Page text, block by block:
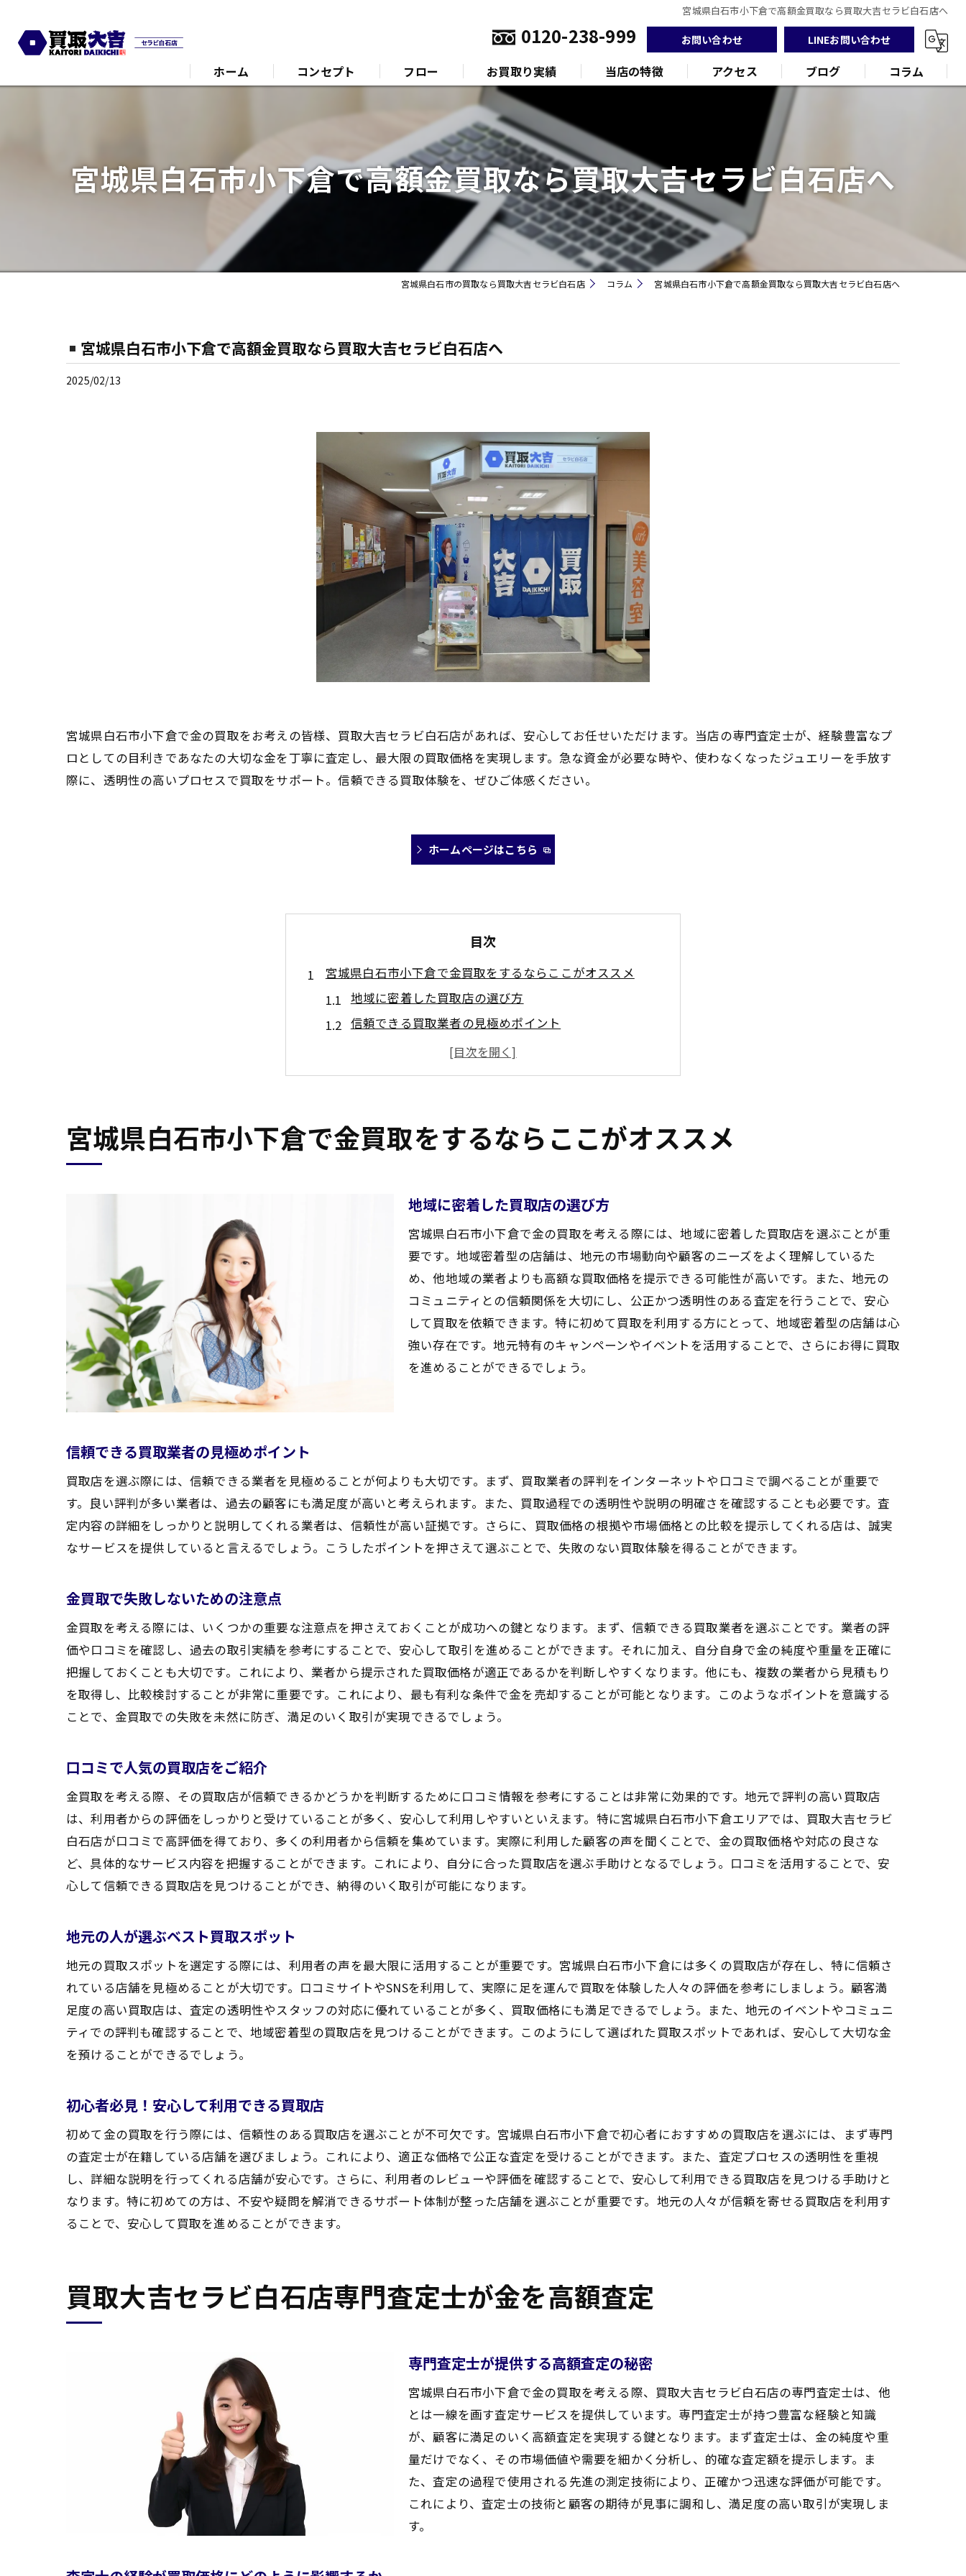
宮城県白石市小下倉で高額金買取なら買取大吉セラビ白石店へ
0120-238-999 お問い合わせ LINEお問い合わせ
ホーム コンセプト フロー お買取り実績 当店の特徴
プラチナ
ダイヤモンド
ブランド品
時計
アクセス ブログ コラム
宮城県白石市小下倉で高額金買取なら買取大吉セラビ白石店へ
宮城県白石市の買取なら買取大吉セラビ白石店 コラム 宮城県白石市小下倉で高額金買取なら買取大吉セラビ白石店へ
宮城県白石市小下倉で高額金買取なら買取大吉セラビ白石店へ
2025/02/13
宮城県白石市小下倉で金の買取をお考えの皆様、買取大吉セラビ白石店があれば、安心してお任せいただけます。当店の専門査定士が、経験豊富なプ
ロとしての目利きであなたの大切な金を丁寧に査定し、最大限の買取価格を実現します。急な資金が必要な時や、使わなくなったジュエリーを手放す
際に、透明性の高いプロセスで買取をサポート。信頼できる買取体験を、ぜひご体感ください。
ホームページはこちら
目次
宮城県白石市小下倉で金買取をするならここがオススメ
地域に密着した買取店の選び方
信頼できる買取業者の見極めポイント
金買取で失敗しないための注意点
口コミで人気の買取店をご紹介
初心者必見！安心して利用できる買取店
買取大吉セラビ白石店専門査定士が金を高額査定
査定士の経験が買取価格にどのように影響するか
プロの査定士による査定プロセスの流れ
査定士の資格とその信頼性の証明
高額査定を実現するためのポイント
査定士が教える金買取のコツ
安心の買取プロセス宮城県白石市小下倉の金買取体験
透明性の高い買取プロセスの詳細
お客様の不安を解消するための取り組み
安心して利用できる買取サービスの特徴
金買取の流れを徹底解説宮城県白石市小下倉での手続き
金買取の初歩からプロセス全体を理解する
必要な書類とその準備方法
買取手続きでよくある質問とその回答
スムーズな買取手続きのためのヒント
宮城県白石市小下倉で金を売るなら知っておきたいポイント
金を売る前に知っておくべき市場の動向
買取価格に影響を与える要素とは
高く売るための交渉術
リピーターが考える売却時の注意点
買取大吉セラビ白石店での金買取の仕組みを知る
買取の流れを詳しく解説
信頼の買取プロセスの裏側
選ばれるためのサービス改善への取り組み
宮城県白石市小下倉の金買取で最大限の価格を得る方法
売却前に行うべき金の状態チェック
高額買取の実績を持つ店を選ぶ秘訣
市場価格を常に把握する重要性
急な資金調達に便利宮城県白石市小下倉の買取サービス
便利で迅速な買取サービスの利用法
緊急時に頼れる買取店の選び方
必要な資金をすぐに手に入れるためのポイント
宮城県白石市小下倉で金買取をするならここがオススメ
地域に密着した買取店の選び方
宮城県白石市小下倉で金の買取を考える際には、地域に密着した買取店を選ぶことが重
要です。地域密着型の店舗は、地元の市場動向や顧客のニーズをよく理解しているた
め、他地域の業者よりも高額な買取価格を提示できる可能性が高いです。また、地元の
コミュニティとの信頼関係を大切にし、公正かつ透明性のある査定を行うことで、安心
して買取を依頼できます。特に初めて買取を利用する方にとって、地域密着型の店舗は心
強い存在です。地元特有のキャンペーンやイベントを活用することで、さらにお得に買取
を進めることができるでしょう。
信頼できる買取業者の見極めポイント
買取店を選ぶ際には、信頼できる業者を見極めることが何よりも大切です。まず、買取業者の評判をインターネットや口コミで調べることが重要で
す。良い評判が多い業者は、過去の顧客にも満足度が高いと考えられます。また、買取過程での透明性や説明の明確さを確認することも必要です。査
定内容の詳細をしっかりと説明してくれる業者は、信頼性が高い証拠です。さらに、買取価格の根拠や市場価格との比較を提示してくれる店は、誠実
なサービスを提供していると言えるでしょう。こうしたポイントを押さえて選ぶことで、失敗のない買取体験を得ることができます。
金買取で失敗しないための注意点
金買取を考える際には、いくつかの重要な注意点を押さえておくことが成功への鍵となります。まず、信頼できる買取業者を選ぶことです。業者の評
価や口コミを確認し、過去の取引実績を参考にすることで、安心して取引を進めることができます。それに加え、自分自身で金の純度や重量を正確に
把握しておくことも大切です。これにより、業者から提示された買取価格が適正であるかを判断しやすくなります。他にも、複数の業者から見積もり
を取得し、比較検討することが非常に重要です。これにより、最も有利な条件で金を売却することが可能となります。このようなポイントを意識する
ことで、金買取での失敗を未然に防ぎ、満足のいく取引が実現できるでしょう。
口コミで人気の買取店をご紹介
金買取を考える際、その買取店が信頼できるかどうかを判断するために口コミ情報を参考にすることは非常に効果的です。地元で評判の高い買取店
は、利用者からの評価をしっかりと受けていることが多く、安心して利用しやすいといえます。特に宮城県白石市小下倉エリアでは、買取大吉セラビ
白石店が口コミで高評価を得ており、多くの利用者から信頼を集めています。実際に利用した顧客の声を聞くことで、金の買取価格や対応の良さな
ど、具体的なサービス内容を把握することができます。これにより、自分に合った買取店を選ぶ手助けとなるでしょう。口コミを活用することで、安
心して信頼できる買取店を見つけることができ、納得のいく取引が可能になります。
地元の人が選ぶベスト買取スポット
地元の買取スポットを選定する際には、利用者の声を最大限に活用することが重要です。宮城県白石市小下倉には多くの買取店が存在し、特に信頼さ
れている店舗を見極めることが大切です。口コミサイトやSNSを利用して、実際に足を運んで買取を体験した人々の評価を参考にしましょう。顧客満
足度の高い買取店は、査定の透明性やスタッフの対応に優れていることが多く、買取価格にも満足できるでしょう。また、地元のイベントやコミュニ
ティでの評判も確認することで、地域密着型の買取店を見つけることができます。このようにして選ばれた買取スポットであれば、安心して大切な金
を預けることができるでしょう。
初心者必見！安心して利用できる買取店
初めて金の買取を行う際には、信頼性のある買取店を選ぶことが不可欠です。宮城県白石市小下倉で初心者におすすめの買取店を選ぶには、まず専門
の査定士が在籍している店舗を選びましょう。これにより、適正な価格で公正な査定を受けることができます。また、査定プロセスの透明性を重視
し、詳細な説明を行ってくれる店舗が安心です。さらに、利用者のレビューや評価を確認することで、安心して利用できる買取店を見つける手助けと
なります。特に初めての方は、不安や疑問を解消できるサポート体制が整った店舗を選ぶことが重要です。地元の人々が信頼を寄せる買取店を利用す
ることで、安心して買取を進めることができます。
買取大吉セラビ白石店専門査定士が金を高額査定
専門査定士が提供する高額査定の秘密
宮城県白石市小下倉で金の買取を考える際、買取大吉セラビ白石店の専門査定士は、他
とは一線を画す査定サービスを提供しています。専門査定士が持つ豊富な経験と知識
が、顧客に満足のいく高額査定を実現する鍵となります。まず査定士は、金の純度や重
量だけでなく、その市場価値や需要を細かく分析し、的確な査定額を提示します。ま
た、査定の過程で使用される先進の測定技術により、正確かつ迅速な評価が可能です。
これにより、査定士の技術と顧客の期待が見事に調和し、満足度の高い取引が実現しま
す。